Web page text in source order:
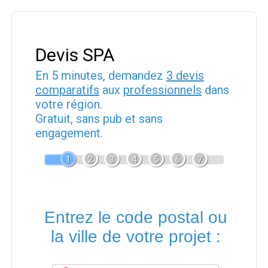
Devis SPA
En 5 minutes, demandez 3 devis
comparatifs aux professionnels dans
votre région.
Gratuit, sans pub et sans
engagement.
1 2 3 4 5 6 7
Entrez le code postal ou
la ville de votre projet :